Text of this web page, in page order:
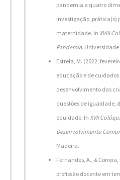
pandemia a quatro
investigação, prática(s)
maternidade. In XVIII
Pandemia.
Estrela, M. (2022,
educação e de
desenvolvimento das
questões de igualdade,
equidade. In XVII
Desenvolvimento
Madeira.
Fernandes, A., &
profissão docente em